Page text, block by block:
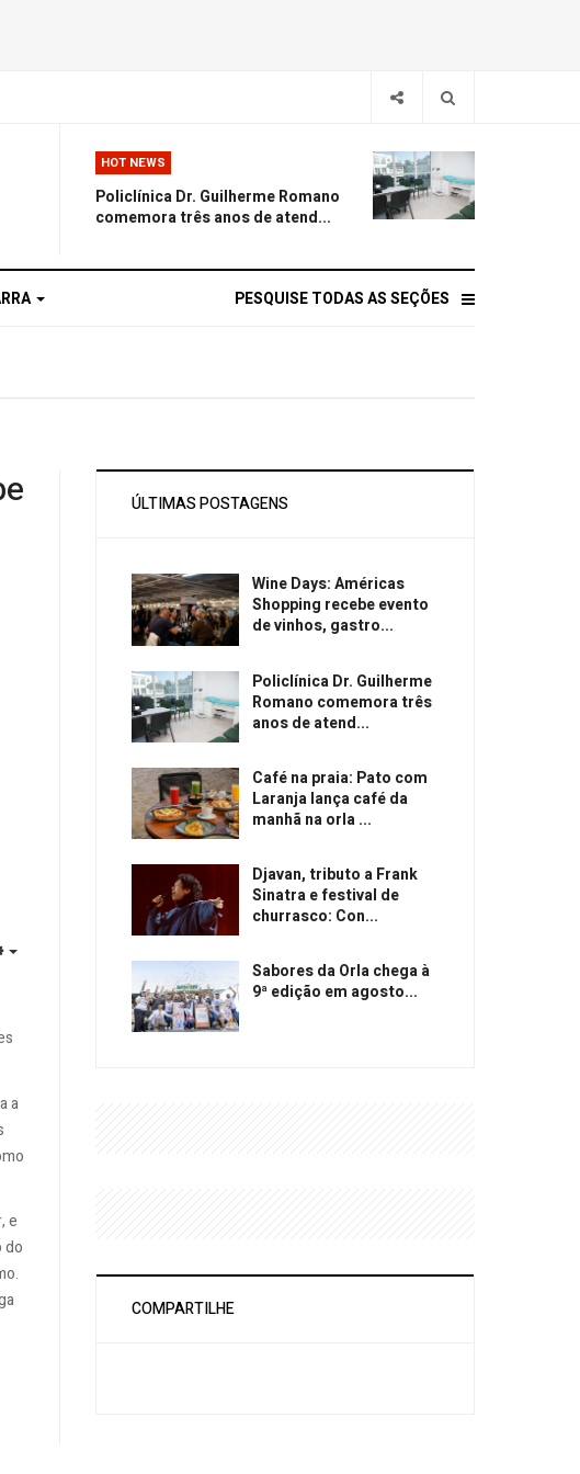
HOT NEWS
Policlínica Dr. Guilherme Romano
comemora três anos de atend...
PESQUISE TODAS AS SEÇÕES
a
e
do
ÚLTIMAS POSTAGENS
Wine Days: Américas
Shopping recebe evento
de vinhos, gastro...
Policlínica Dr. Guilherme
Romano comemora três
anos de atend...
Café na praia: Pato com
Laranja lança café da
manhã na orla ...
Djavan, tributo a Frank
Sinatra e festival de
churrasco: Con...
Sabores da Orla chega à
9ª edição em agosto...
COMPARTILHE